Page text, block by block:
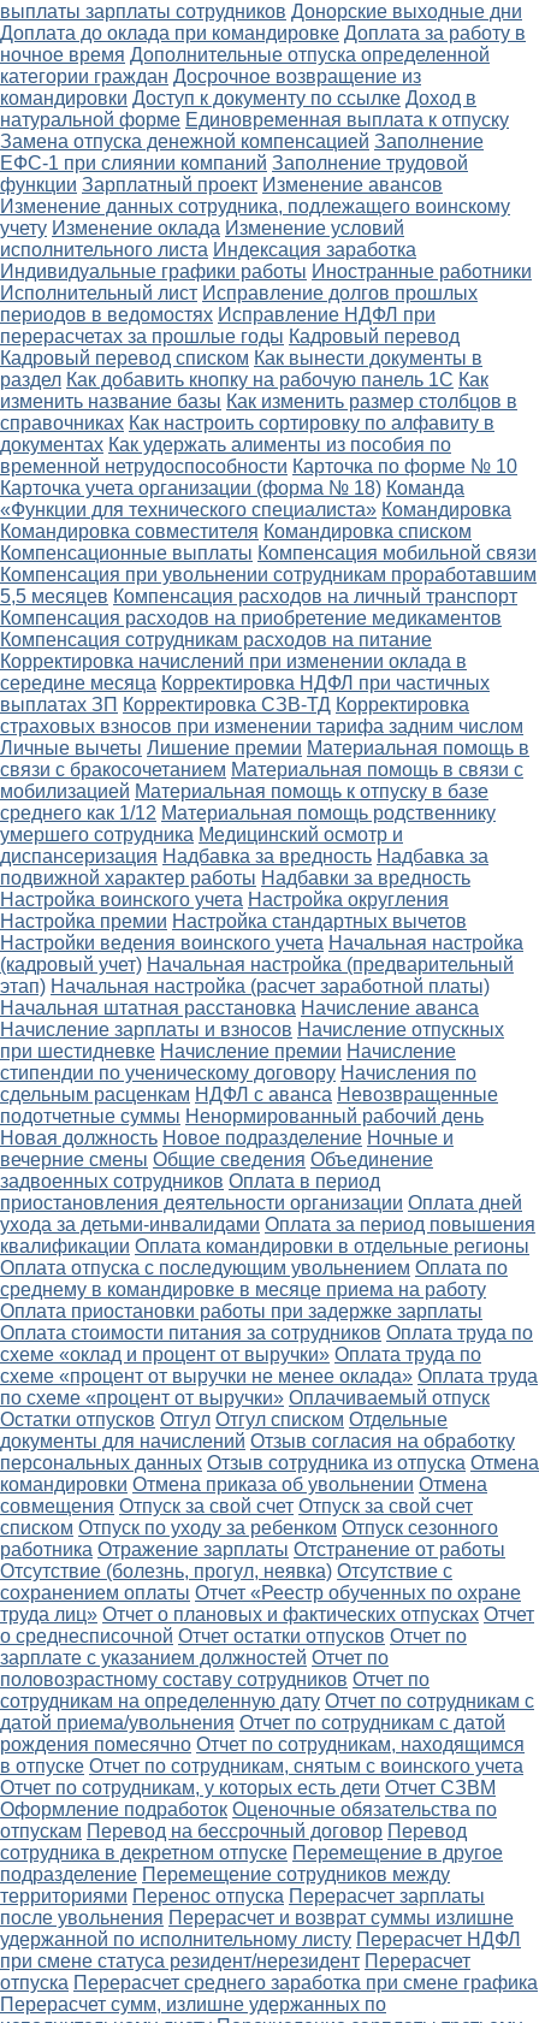
выплаты зарплаты сотрудников Донорские выходные дни
Доплата до оклада при командировке Доплата за работу в
ночное время Дополнительные отпуска определенной
категории граждан Досрочное возвращение из
командировки Доступ к документу по ссылке Доход в
натуральной форме Единовременная выплата к отпуску
Замена отпуска денежной компенсацией Заполнение
ЕФС-1 при слиянии компаний Заполнение трудовой
функции Зарплатный проект Изменение авансов
Изменение данных сотрудника, подлежащего воинскому
учету Изменение оклада Изменение условий
исполнительного листа Индексация заработка
Индивидуальные графики работы Иностранные работники
Исполнительный лист Исправление долгов прошлых
периодов в ведомостях Исправление НДФЛ при
перерасчетах за прошлые годы Кадровый перевод
Кадровый перевод списком Как вынести документы в
раздел Как добавить кнопку на рабочую панель 1С Как
изменить название базы Как изменить размер столбцов в
справочниках Как настроить сортировку по алфавиту в
документах Как удержать алименты из пособия по
временной нетрудоспособности Карточка по форме № 10
Карточка учета организации (форма № 18) Команда
«Функции для технического специалиста» Командировка
Командировка совместителя Командировка списком
Компенсационные выплаты Компенсация мобильной связи
Компенсация при увольнении сотрудникам проработавшим
5,5 месяцев Компенсация расходов на личный транспорт
Компенсация расходов на приобретение медикаментов
Компенсация сотрудникам расходов на питание
Корректировка начислений при изменении оклада в
середине месяца Корректировка НДФЛ при частичных
выплатах ЗП Корректировка СЗВ-ТД Корректировка
страховых взносов при изменении тарифа задним числом
Личные вычеты Лишение премии Материальная помощь в
связи с бракосочетанием Материальная помощь в связи с
мобилизацией Материальная помощь к отпуску в базе
среднего как 1/12 Материальная помощь родственнику
умершего сотрудника Медицинский осмотр и
диспансеризация Надбавка за вредность Надбавка за
подвижной характер работы Надбавки за вредность
Настройка воинского учета Настройка округления
Настройка премии Настройка стандартных вычетов
Настройки ведения воинского учета Начальная настройка
(кадровый учет) Начальная настройка (предварительный
этап) Начальная настройка (расчет заработной платы)
Начальная штатная расстановка Начисление аванса
Начисление зарплаты и взносов Начисление отпускных
при шестидневке Начисление премии Начисление
стипендии по ученическому договору Начисления по
сдельным расценкам НДФЛ с аванса Невозвращенные
подотчетные суммы Ненормированный рабочий день
Новая должность Новое подразделение Ночные и
вечерние смены Общие сведения Объединение
задвоенных сотрудников Оплата в период
приостановления деятельности организации Оплата дней
ухода за детьми-инвалидами Оплата за период повышения
квалификации Оплата командировки в отдельные регионы
Оплата отпуска с последующим увольнением Оплата по
среднему в командировке в месяце приема на работу
Оплата приостановки работы при задержке зарплаты
Оплата стоимости питания за сотрудников Оплата труда по
схеме «оклад и процент от выручки» Оплата труда по
схеме «процент от выручки не менее оклада» Оплата труда
по схеме «процент от выручки» Оплачиваемый отпуск
Остатки отпусков Отгул Отгул списком Отдельные
документы для начислений Отзыв согласия на обработку
персональных данных Отзыв сотрудника из отпуска Отмена
командировки Отмена приказа об увольнении Отмена
совмещения Отпуск за свой счет Отпуск за свой счет
списком Отпуск по уходу за ребенком Отпуск сезонного
работника Отражение зарплаты Отстранение от работы
Отсутствие (болезнь, прогул, неявка) Отсутствие с
сохранением оплаты Отчет «Реестр обученных по охране
труда лиц» Отчет о плановых и фактических отпусках Отчет
о среднесписочной Отчет остатки отпусков Отчет по
зарплате с указанием должностей Отчет по
половозрастному составу сотрудников Отчет по
сотрудникам на определенную дату Отчет по сотрудникам с
датой приема/увольнения Отчет по сотрудникам с датой
рождения помесячно Отчет по сотрудникам, находящимся
в отпуске Отчет по сотрудникам, снятым с воинского учета
Отчет по сотрудникам, у которых есть дети Отчет СЗВМ
Оформление подработок Оценочные обязательства по
отпускам Перевод на бессрочный договор Перевод
сотрудника в декретном отпуске Перемещение в другое
подразделение Перемещение сотрудников между
территориями Перенос отпуска Перерасчет зарплаты
после увольнения Перерасчет и возврат суммы излишне
удержанной по исполнительному листу Перерасчет НДФЛ
при смене статуса резидент/нерезидент Перерасчет
отпуска Перерасчет среднего заработка при смене графика
Перерасчет сумм, излишне удержанных по